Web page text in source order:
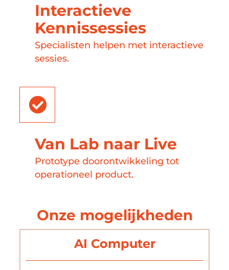
Interactieve
Kennissessies
Specialisten helpen met interactieve
sessies.
Van Lab naar Live
Prototype doorontwikkeling tot
operationeel product.
Onze mogelijkheden
AI Computer